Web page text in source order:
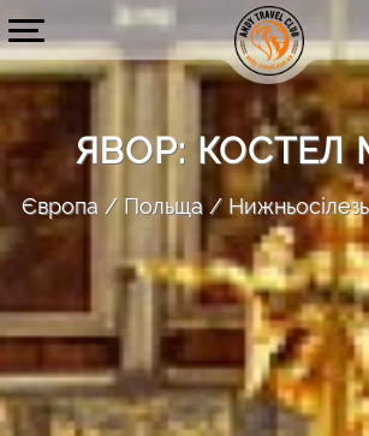
ЯВОР: КОСТЕЛ
Європа Польща